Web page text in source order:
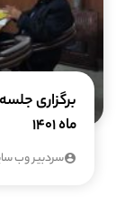
برگزاری
ماه 1401
سردبیر وب